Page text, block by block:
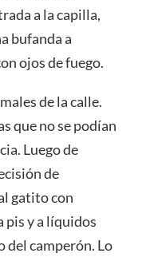
a la capilla,
bufanda a
ojos de fuego.
de la calle.
que no se podían
Luego de
de
gatito con
pis y a líquidos
del camperón. Lo